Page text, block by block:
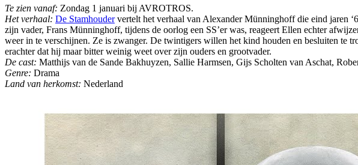
Te zien vanaf: Zondag 1 januari bij AVROTROS.
Het verhaal: De Stamhoudervertelt het verhaal van Alexander Münninghoff die eind jaren
zijn vader, Frans Münninghoff, tijdens de oorlog een SS’er was, reageert Ellen echter
weer in te verschijnen. Ze is zwanger. De twintigers willen het kind houden en besluiten te
erachter dat hij maar bitter weinig weet over zijn ouders en grootvader.
De cast: Matthijs van de Sande Bakhuyzen, Sallie Harmsen, Gijs Scholten van Aschat,
Genre: Drama
Land van herkomst: Nederland